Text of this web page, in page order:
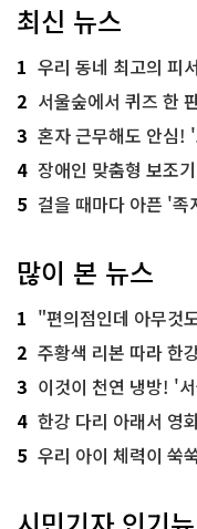
최신 뉴스
1 우리 동네 최고의 피서
2 서울숲에서 퀴즈 한
3 혼자 근무해도 안심!
4 장애인 맞춤형 보조기
5 걸을 때마다 아픈 '족저
많이 본 뉴스
1 "편의점인데 아무것도 안
2 주황색 리본 따라 한강부
3 이것이 천연 냉방! '
4 한강 다리 아래서 영
5 우리 아이 체력이 쑥